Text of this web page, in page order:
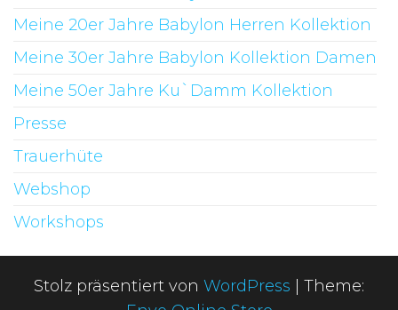
Meine 20er Jahre Babylon Herren Kollektion
Meine 30er Jahre Babylon Kollektion Damen
Meine 50er Jahre Ku`Damm Kollektion
Presse
Trauerhüte
Webshop
Workshops
Stolz präsentiert von WordPress
Theme: